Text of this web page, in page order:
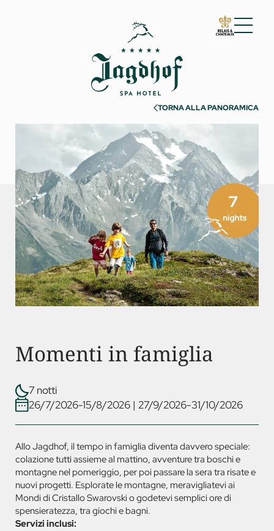
01 Lo Jagdhof
02 Camere e suite
04 Spa e fitness
05 Offerte
06 Attività
07 Eventi
TORNA ALLA PANORAMICA
Momenti in famiglia
7 notti
26/7/2026-15/8/2026 | 27/9/2026-31/10/2026
Allo Jagdhof, il tempo in famiglia diventa davvero speciale:
colazione tutti assieme al mattino, avventure tra boschi e
montagne nel pomeriggio, per poi passare la sera tra risate e
nuovi progetti. Esplorate le montagne, meravigliatevi ai
Mondi di Cristallo Swarovski o godetevi semplici ore di
spensieratezza, tra giochi e bagni.
Servizi inclusi: